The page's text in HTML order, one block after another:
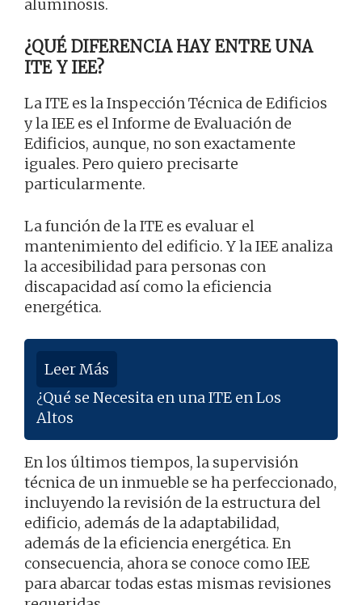
aluminosis.
¿QUÉ DIFERENCIA HAY ENTRE UNA
ITE Y IEE?
La ITE es la Inspección Técnica de Edificios
y la IEE es el Informe de Evaluación de
Edificios, aunque, no son exactamente
iguales. Pero quiero precisarte
particularmente.
La función de la ITE es evaluar el
mantenimiento del edificio. Y la IEE analiza
la accesibilidad para personas con
discapacidad así como la eficiencia
energética.
Leer Más
¿Qué se Necesita en una ITE en Los
Altos
En los últimos tiempos, la supervisión
técnica de un inmueble se ha perfeccionado,
incluyendo la revisión de la estructura del
edificio, además de la adaptabilidad,
además de la eficiencia energética. En
consecuencia, ahora se conoce como IEE
para abarcar todas estas mismas revisiones